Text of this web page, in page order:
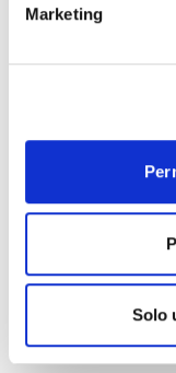
Marketing
Solo